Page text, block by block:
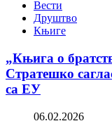
Вести
Друштво
Књиге
„Књига о
Стратешко
са ЕУ
06.02.2026